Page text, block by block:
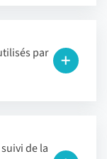
par
de la